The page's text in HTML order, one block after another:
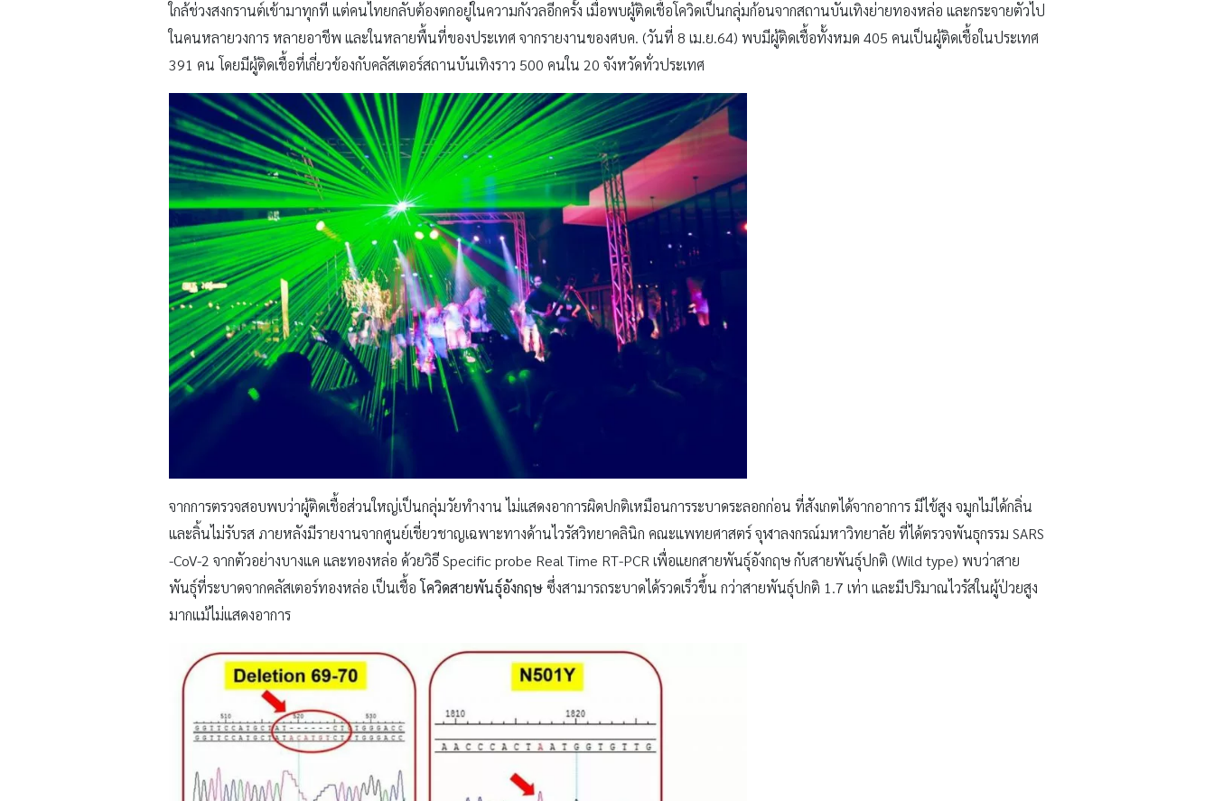
ใกล้ช่วงสงกรานต์เข้ามาทุกที แต่คนไทยกลับต้องตกอยู่ในความกังวลอีกครั้ง เมื่อพบผู้ติดเชื้อโควิดเป็นกลุ่มก้อนจากสถานบันเทิงย่ายทองหล่อ และกระจายตัวไป
ในคนหลายวงการ หลายอาชีพ และในหลายพื้นที่ของประเทศ จากรายงานของศบค. (วันที่ 8 เม.ย.64) พบมีผู้ติดเชื้อทั้งหมด 405 คนเป็นผู้ติดเชื้อในประเทศ
391 คน โดยมีผู้ติดเชื้อที่เกี่ยวข้องกับคลัสเตอร์สถานบันเทิงราว 500 คนใน 20 จังหวัดทั่วประเทศ
จากการตรวจสอบพบว่าผู้ติดเชื้อส่วนใหญ่เป็นกลุ่มวัยทำงาน ไม่แสดงอาการผิดปกติเหมือนการระบาดระลอกก่อน ที่สังเกตได้จากอาการ มีไข้สูง จมูกไม่ได้กลิ่น
และลิ้นไม่รับรส ภายหลังมีรายงานจากศูนย์เชี่ยวชาญเฉพาะทางด้านไวรัสวิทยาคลินิก คณะแพทยศาสตร์ จุฬาลงกรณ์มหาวิทยาลัย ที่ได้ตรวจพันธุกรรม SARS
-CoV-2 จากตัวอย่างบางแค และทองหล่อ ด้วยวิธี Specific probe Real Time RT-PCR เพื่อแยกสายพันธุ์อังกฤษ กับสายพันธุ์ปกติ (Wild type) พบว่าสาย
พันธุ์ที่ระบาดจากคลัสเตอร์ทองหล่อ เป็นเชื้อ โควิดสายพันธุ์อังกฤษ ซึ่งสามารถระบาดได้รวดเร็วขึ้น กว่าสายพันธุ์ปกติ 1.7 เท่า และมีปริมาณไวรัสในผู้ป่วยสูง
มากแม้ไม่แสดงอาการ